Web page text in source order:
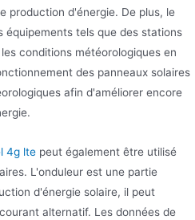
production d'énergie. De plus, le
tels que des stations
conditions météorologiques en
des panneaux solaires
afin d'améliorer encore
4g lte peut également être utilisé
L'onduleur est une partie
d'énergie solaire, il peut
alternatif. Les données de